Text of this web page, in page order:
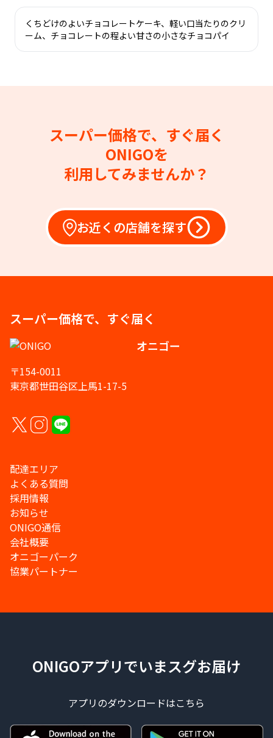
くちどけのよいチョコレートケーキ、軽い口当たりのクリ
ーム、チョコレートの程よい甘さの小さなチョコパイ
スーパー価格で、すぐ届く
ONIGOを
利用してみませんか？
お近くの店舗を探す
スーパー価格で、すぐ届く
オニゴー
〒154-0011
東京都世田谷区上馬1-17-5
配達エリア
よくある質問
採用情報
お知らせ
ONIGO通信
会社概要
オニゴーパーク
協業パートナー
ONIGOアプリでいまスグお届け
アプリのダウンロードはこちら